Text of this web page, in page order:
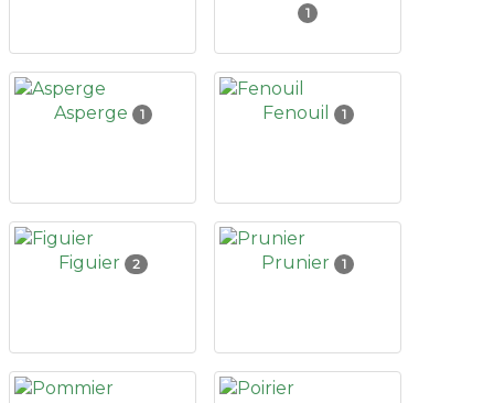
1
Asperge 1 Fenouil 1
Figuier 2 Prunier 1